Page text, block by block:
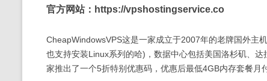
官方网站：https://vpshostingservice.co
CheapWindowsVPS这是一家成立于2007年的老牌国外主
也支持安装Linux系列的哈)，数据中心包括美国洛杉矶、
家推出了一个5折特别优惠码，优惠后最低4GB内存套餐月